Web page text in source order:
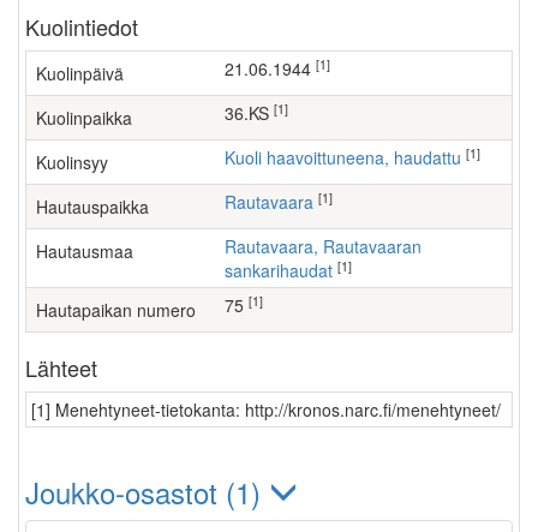
Kuolintiedot
Kuolinpäivä 21.06.1944 [1]
Kuolinpaikka 36.KS [1]
Kuolinsyy Kuoli haavoittuneena, haudattu [1]
Hautauspaikka Rautavaara [1]
Hautausmaa
Rautavaara, Rautavaaran
sankarihaudat [1]
Hautapaikan numero 75 [1]
Lähteet
[1] Menehtyneet-tietokanta: http://kronos.narc.fi/menehtyneet/
Joukko-osastot (1)